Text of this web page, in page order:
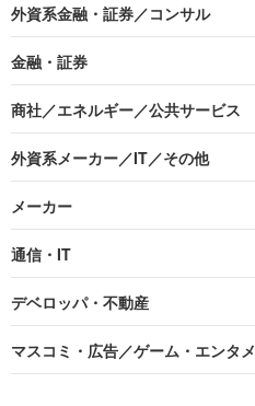
外資系金融・証券／コンサル
金融・証券
商社／エネルギー／公共サービス
外資系メーカー／IT／その他
メーカー
通信・IT
デベロッパ・不動産
マスコミ・広告／ゲーム・エンタメ